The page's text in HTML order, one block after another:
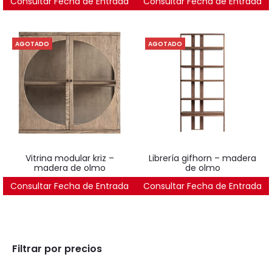
AGOTADO
vitrina modular kriz –
madera de olmo
542€
Consultar Fecha de Entrada
AGOTADO
librería gifhorn – madera
de olmo
1.587€
Consultar Fecha de Entrada
Filtrar por precios